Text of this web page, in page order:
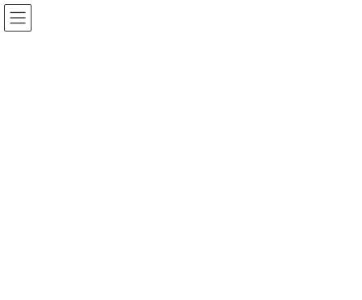
コ
ン
ナ
ビ